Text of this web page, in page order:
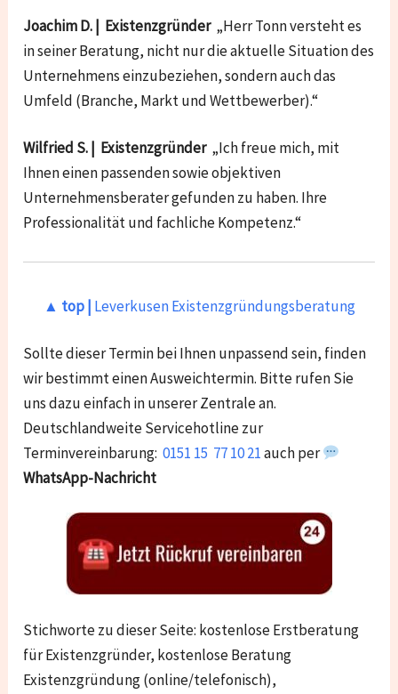
Joachim D. | Existenzgründer „Herr Tonn versteht es
in seiner Beratung, nicht nur die aktuelle Situation des
Unternehmens einzubeziehen, sondern auch das
Umfeld (Branche, Markt und Wettbewerber).“
Wilfried S. | Existenzgründer „Ich freue mich, mit
Ihnen einen passenden sowie objektiven
Unternehmensberater gefunden zu haben. Ihre
Professionalität und fachliche Kompetenz.“
▲ top | Leverkusen Existenzgründungsberatung
Sollte dieser Termin bei Ihnen unpassend sein, finden
wir bestimmt einen Ausweichtermin. Bitte rufen Sie
uns dazu einfach in unserer Zentrale an.
Deutschlandweite Servicehotline zur
Terminvereinbarung: 0151 15 77 10 21auch per
WhatsApp-Nachricht
Stichworte zu dieser Seite: kostenlose Erstberatung
für Existenzgründer, kostenlose Beratung
Existenzgründung (online/telefonisch),